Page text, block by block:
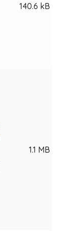
140.6 kB
1.1 MB